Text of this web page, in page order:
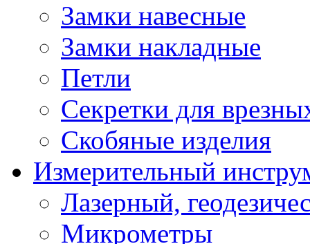
Замки навесные
Замки накладные
Петли
Секретки для
Скобяные изделия
Измерительный
Лазерный,
Микрометры